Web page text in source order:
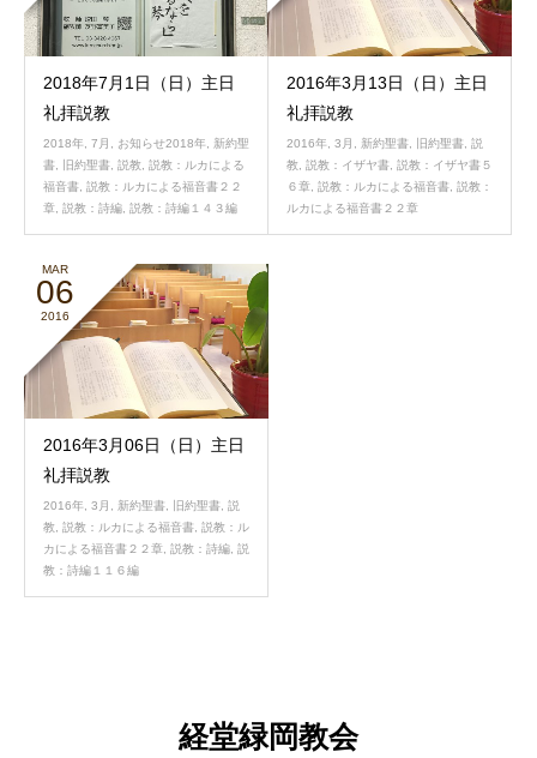
2018年7月1日（日）主日
礼拝説教
2018年 7月 お知らせ2018年
新約聖
書
旧約聖書 説教 説教：ルカによる
福音書 説教：ルカによる福音書２２
章 説教：詩編 説教：詩編１４３編
2016年3月13日（日）主日
礼拝説教
2016年 3月 新約聖書 旧約聖書 説
教 説教：イザヤ書 説教：イザヤ書５
６章 説教：ルカによる福音書 説教：
ルカによる福音書２２章
MAR
06
2016
2016年3月06日（日）主日
礼拝説教
2016年 3月 新約聖書 旧約聖書 説
教 説教：ルカによる福音書 説教：ル
カによる福音書２２章 説教：詩編 説
教：詩編１１６編
経堂緑岡教会